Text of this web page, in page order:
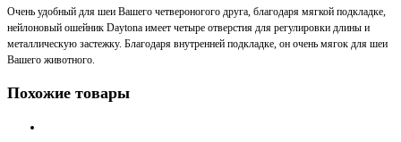
Очень удобный для шеи Вашего четвероногого друга, благодаря мягкой подкладке,
нейлоновый ошейник Daytona имеет четыре отверстия для регулировки длины и
металлическую застежку. Благодаря внутренней подкладке, он очень мягок для шеи
Вашего животного.
Похожие товары